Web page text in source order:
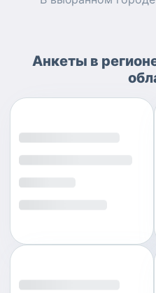
Анкеты в